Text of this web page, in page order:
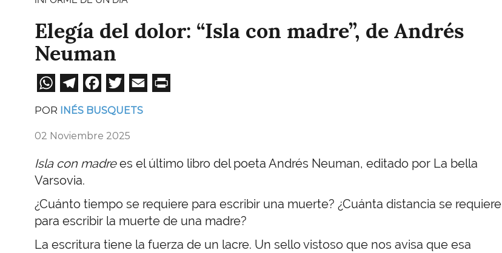
Elegía del dolor: “Isla con madre”, de Andrés
Neuman
WhatsApp
Telegram
Facebook
Twitter
Email
POR INÉS BUSQUETS
02 Noviembre 2025
Isla con madrees el último libro del poeta Andrés Neuman, editado por La bella
Varsovia.
¿Cuánto tiempo se requiere para escribir una muerte? ¿Cuánta distancia se requiere
para escribir la muerte de una madre?
La escritura tiene la fuerza de un lacre. Un sello vistoso que nos avisa que esa